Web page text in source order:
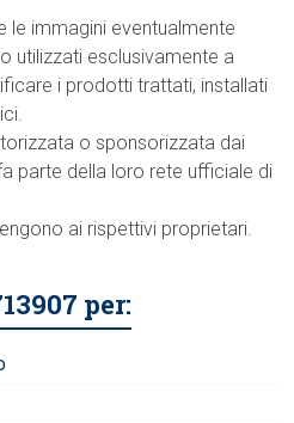
le immagini eventualmente
utilizzati esclusivamente a
i prodotti trattati, installati
o sponsorizzata dai
parte della loro rete ufficiale di
ai rispettivi proprietari.
per: